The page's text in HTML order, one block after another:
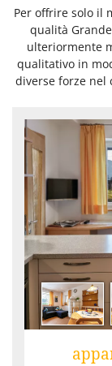
Per offrire solo il
qualità
ulteriormente
qualitativo in
diverse forze nel